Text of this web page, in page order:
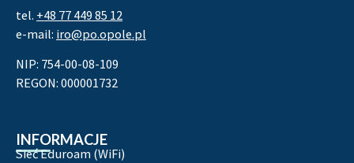
tel. +48 77 449 85 12
e-mail: iro@po.opole.pl
NIP: 754-00-08-109
REGON: 000001732
INFORMACJE
Sieć Eduroam (WiFi)